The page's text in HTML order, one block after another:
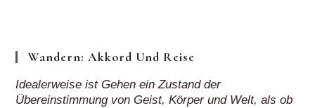
Wandern: Akkord Und Reise
Idealerweise ist Gehen ein Zustand der
Übereinstimmung von Geist, Körper und Welt, als ob